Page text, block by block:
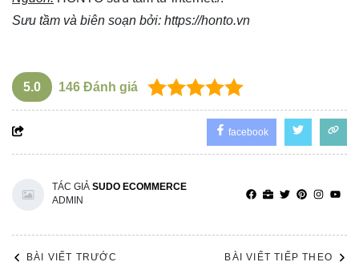
Sưu tầm và biên soạn bởi: https://honto.vn
5.0 146 Đánh giá
facebook
TÁC GIẢ SUDO ECOMMERCE
ADMIN
BÀI VIẾT TRƯỚC BÀI VIẾT TIẾP THEO